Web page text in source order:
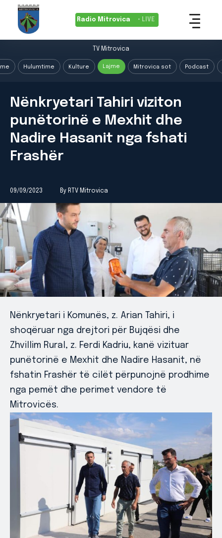
Radio Mitrovica • LIVE
TV Mitrovica
Hulumtime Kulture Lajme Mitrovica sot Podcast
Nënkryetari Tahiri viziton
punëtorinë e Mexhit dhe
Nadire Hasanit nga fshati
Frashër
09/09/2023 By RTV Mitrovica
Nënkryetari i Komunës, z. Arian Tahiri, i
shoqëruar nga drejtori për Bujqësi dhe
Zhvillim Rural, z. Ferdi Kadriu, kanë vizituar
punëtorinë e Mexhit dhe Nadire Hasanit, në
fshatin Frashër të cilët përpunojnë prodhime
nga pemët dhe perimet vendore të
Mitrovicës.